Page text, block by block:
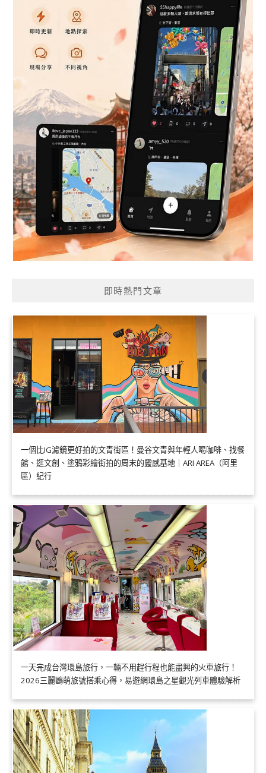
即時熱門文章
一個比IG濾鏡更好拍的文青街區！曼谷文青與年輕人喝咖啡、找餐
館、逛文創、塗鴉彩繪街拍的周末的靈感基地｜ARI AREA（阿里
區）紀行
一天完成台灣環島旅行，一輛不用趕行程也能盡興的火車旅行！
2026三麗鷗萌旅號搭乘心得，易遊網環島之星觀光列車體驗解析